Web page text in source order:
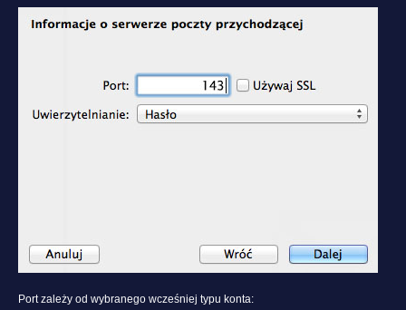
Port zależy od wybranego wcześniej typu konta: